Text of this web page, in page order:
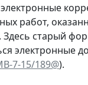
электронные
работ,
старый
электронные
7-15/189@).